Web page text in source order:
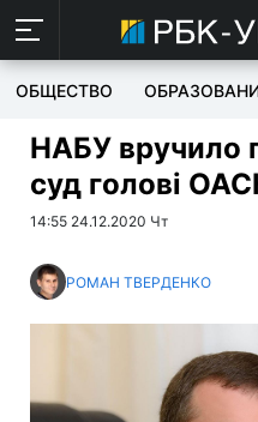
ОБЩЕСТВО
НАБУ вручило
суд голові
14:55 24.12.2020 Чт
РОМАН ТВЕРДЕНКО